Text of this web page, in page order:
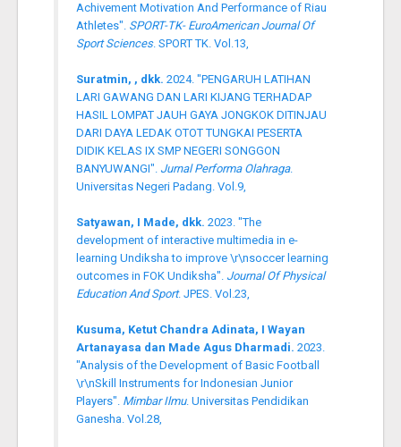
Achivement Motivation And Performance of Riau
Athletes". SPORT-TK- EuroAmerican Journal Of
Sport Sciences. SPORT TK. Vol.13,
Suratmin, , dkk. 2024. "PENGARUH LATIHAN
LARI GAWANG DAN LARI KIJANG TERHADAP
HASIL LOMPAT JAUH GAYA JONGKOK DITINJAU
DARI DAYA LEDAK OTOT TUNGKAI PESERTA
DIDIK KELAS IX SMP NEGERI SONGGON
BANYUWANGI". Jurnal Performa Olahraga.
Universitas Negeri Padang. Vol.9,
Satyawan, I Made, dkk. 2023. "The
development of interactive multimedia in e-
learning Undiksha to improve \r\nsoccer learning
outcomes in FOK Undiksha". Journal Of Physical
Education And Sport. JPES. Vol.23,
Kusuma, Ketut Chandra Adinata, I Wayan
Artanayasa dan Made Agus Dharmadi. 2023.
"Analysis of the Development of Basic Football
\r\nSkill Instruments for Indonesian Junior
Players". Mimbar Ilmu. Universitas Pendidikan
Ganesha. Vol.28,